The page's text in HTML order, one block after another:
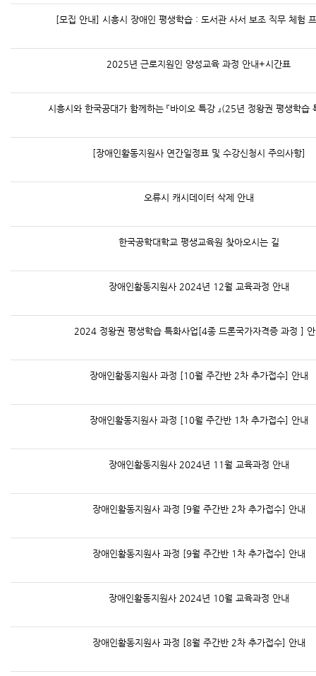
[모집 안내] 시흥시 장애인 평생학습 : 도서관 사서 보조 직무 체험
2025년 근로지원인 양성교육 과정 안내+시간표
시흥시와 한국공대가 함께하는 『바이오 특강 』(25년 정왕권 평생학습
[장애인활동지원사 연간일정표 및 수강신청시 주의사항]
오류시 캐시데이터 삭제 안내
한국공학대학교 평생교육원 찾아오시는 길
장애인활동지원사 2024년 12월 교육과정 안내
2024 정왕권 평생학습 특화사업[4종 드론국가자격증 과정 ]
장애인활동지원사 과정 [10월 주간반 2차 추가접수] 안내
장애인활동지원사 과정 [10월 주간반 1차 추가접수] 안내
장애인활동지원사 2024년 11월 교육과정 안내
장애인활동지원사 과정 [9월 주간반 2차 추가접수] 안내
장애인활동지원사 과정 [9월 주간반 1차 추가접수] 안내
장애인활동지원사 2024년 10월 교육과정 안내
장애인활동지원사 과정 [8월 주간반 2차 추가접수] 안내